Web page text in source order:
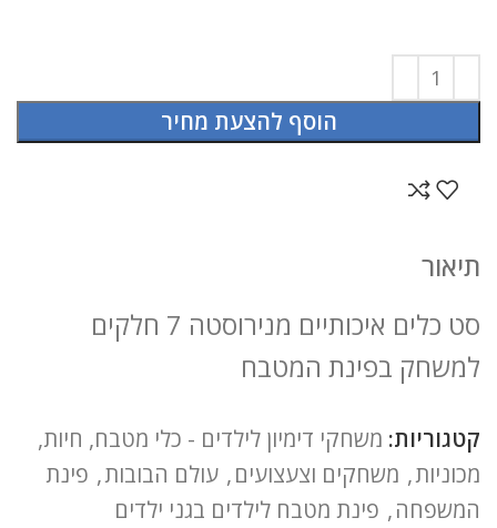
הוסף להצעת מחיר
תיאור
סט כלים איכותיים מנירוסטה 7 חלקים
למשחק בפינת המטבח
קטגוריות: משחקי דימיון לילדים - כלי מטבח, חיות,
מכוניות, משחקים וצעצועים, עולם הבובות, פינת
המשפחה, פינת מטבח לילדים בגני ילדים